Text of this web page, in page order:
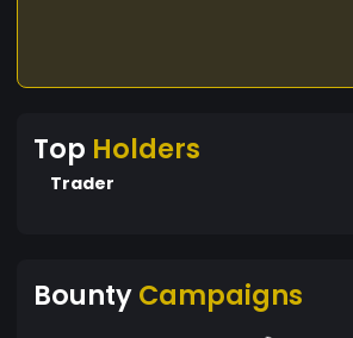
Top Holders
Trader
BountyCampaigns